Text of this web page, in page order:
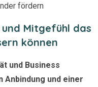
fördern
Mitgefühl das
können
und Business
Anbindung und einer